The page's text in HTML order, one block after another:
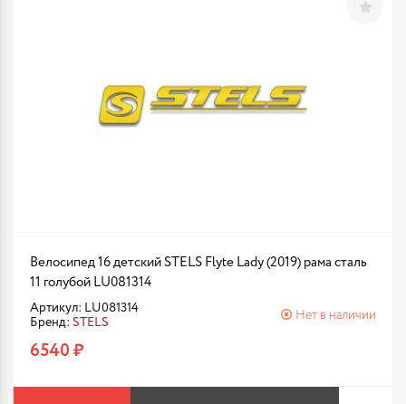
Велосипед 16 детский STELS Flyte Lady (2019) рама сталь
11 голубой LU081314
Артикул: LU081314
Бренд: STELS
Нет в наличии
6540 ₽